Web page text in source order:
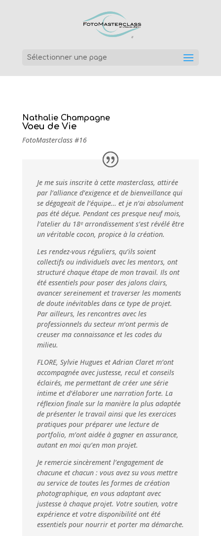
Sélectionner une page
Nathalie Champagne
Voeu de Vie
FotoMasterclass #16
Je me suis inscrite à cette masterclass, attirée
par l’alliance d’exigence et de bienveillance qui
se dégageait de l’équipe… et je n’ai absolument
pas été déçue. Pendant ces presque neuf mois,
l’atelier du 18ᵉ arrondissement s’est révélé être
un véritable cocon, propice à la création.
Les rendez-vous réguliers, qu’ils soient
collectifs ou individuels avec les mentors, ont
structuré chaque étape de mon travail. Ils ont
été essentiels pour poser des jalons clairs,
avancer sereinement et traverser les moments
de doute inévitables dans ce type de projet.
Par ailleurs, les rencontres avec les
professionnels du secteur m’ont permis de
creuser ma connaissance et les codes du
milieu.
FLORE, Sylvie Hugues et Adrian Claret m’ont
accompagnée avec justesse, recul et conseils
éclairés, me permettant de créer une série
intime et d’élaborer une narration forte. La
réflexion finale sur la manière la plus adaptée
de présenter le travail ainsi que les exercices
pratiques pour préparer une lecture de
portfolio, m’ont aidée à gagner en assurance,
autant en moi qu’en mon projet.
Je remercie sincèrement l’engagement de
chacune et chacun : vous avez su vous mettre
au service de toutes les formes de création
photographique, en vous adaptant avec
justesse à chaque projet. Votre soutien, votre
expérience et votre disponibilité ont été
essentiels pour nourrir et porter ma démarche.